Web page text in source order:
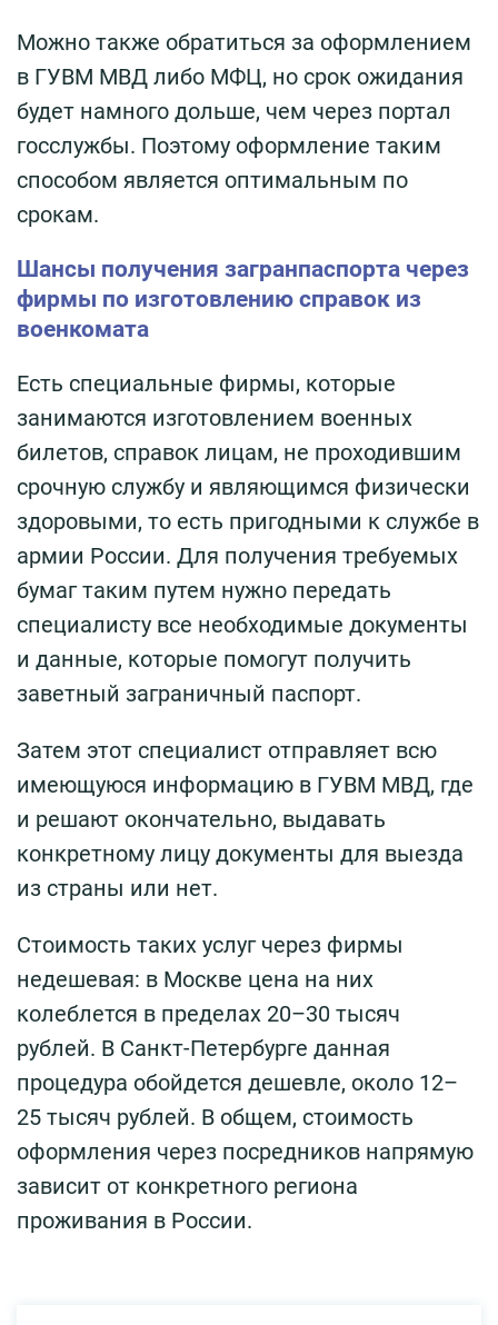
Можно также обратиться за оформлением
в ГУВМ МВД либо МФЦ, но срок ожидания
будет намного дольше, чем через портал
госслужбы. Поэтому оформление таким
способом является оптимальным по
срокам.
Шансы получения загранпаспорта через
фирмы по изготовлению справок из
военкомата
Есть специальные фирмы, которые
занимаются изготовлением военных
билетов, справок лицам, не проходившим
срочную службу и являющимся физически
здоровыми, то есть пригодными к службе в
армии России. Для получения требуемых
бумаг таким путем нужно передать
специалисту все необходимые документы
и данные, которые помогут получить
заветный заграничный паспорт.
Затем этот специалист отправляет всю
имеющуюся информацию в ГУВМ МВД, где
и решают окончательно, выдавать
конкретному лицу документы для выезда
из страны или нет.
Стоимость таких услуг через фирмы
недешевая: в Москве цена на них
колеблется в пределах 20–30 тысяч
рублей. В Санкт-Петербурге данная
процедура обойдется дешевле, около 12–
25 тысяч рублей. В общем, стоимость
оформления через посредников напрямую
зависит от конкретного региона
проживания в России.